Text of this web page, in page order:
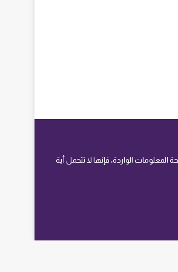
الواردة، فإنها لا تتحمل أية